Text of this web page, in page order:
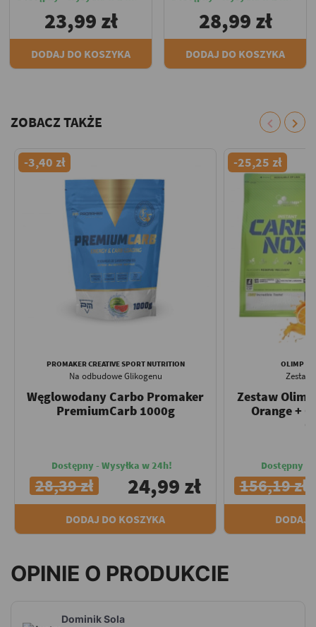
23,99 zł
DODAJ DO KOSZYKA
28,99 zł
DODAJ DO KOSZYKA
ZOBACZ TAKŻE chevron_right
chevron_left
-3,40 zł
PROMAKER CREATIVE SPORT NUTRITION
Na odbudowe Glikogenu
Węglowodany Carbo Promaker
PremiumCarb 1000g
Dostępny - Wysyłka w 24h!
28,39 zł 24,99 zł
DODAJ DO KOSZYKA
-25,25 zł
OLIMP
Zestaw
Orange +
Dostępny -
156,19 zł
DODAJ
OPINIE O PRODUKCIE
Dominik Sola